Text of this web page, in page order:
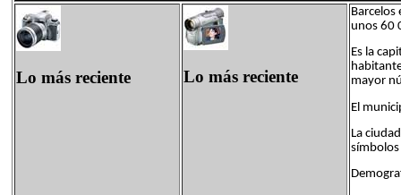
Lo más reciente Lo más reciente
Barcelos
unos 60
Es la
mayor
El
La